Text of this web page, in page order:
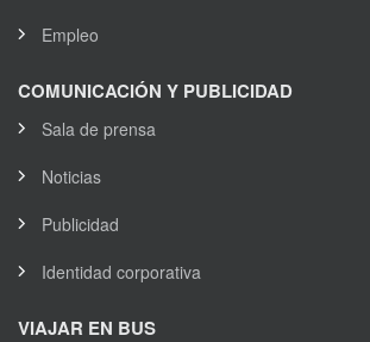
Empleo
COMUNICACIÓN Y PUBLICIDAD
Sala de prensa
Noticias
Publicidad
Identidad corporativa
VIAJAR EN BUS